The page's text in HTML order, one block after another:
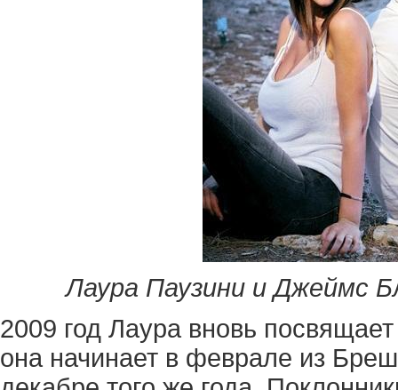
Лаура Паузини и Джеймс
2009 год Лаура вновь
она начинает в феврале из